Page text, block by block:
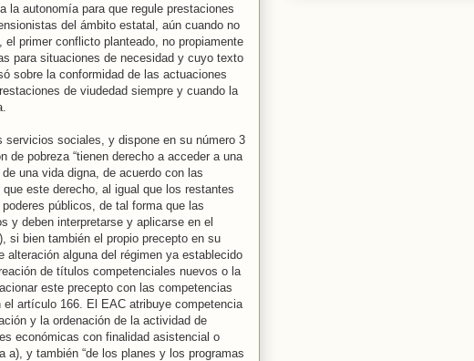
la autonomía para que regule prestaciones
del ámbito estatal, aún cuando no
primer conflicto planteado, no propiamente
para situaciones de necesidad y cuyo texto
sobre la conformidad de las actuaciones
de viudedad siempre y cuando la
sociales, y dispone en su número 3
pobreza “tienen derecho a acceder a una
una vida digna, de acuerdo con las
este derecho, al igual que los restantes
públicos, de tal forma que las
y deben interpretarse y aplicarse en el
si bien también el propio precepto en su
alteración alguna del régimen ya establecido
de títulos competenciales nuevos o la
este precepto con las competencias
artículo 166. El EAC atribuye competencia
y la ordenación de la actividad de
económicas con finalidad asistencial o
a), y también “de los planes y los programas